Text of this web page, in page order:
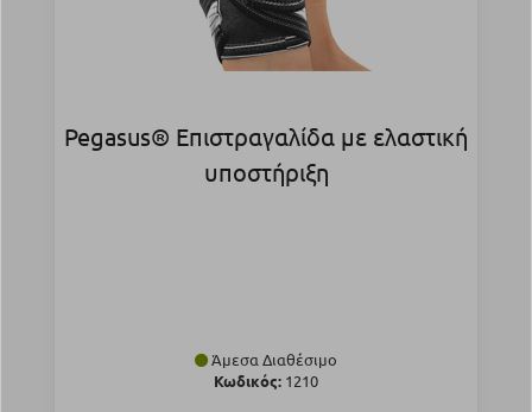
Pegasus® Επιστραγαλίδα με ελαστική
υποστήριξη
Άμεσα Διαθέσιμο
Κωδικός: 1210